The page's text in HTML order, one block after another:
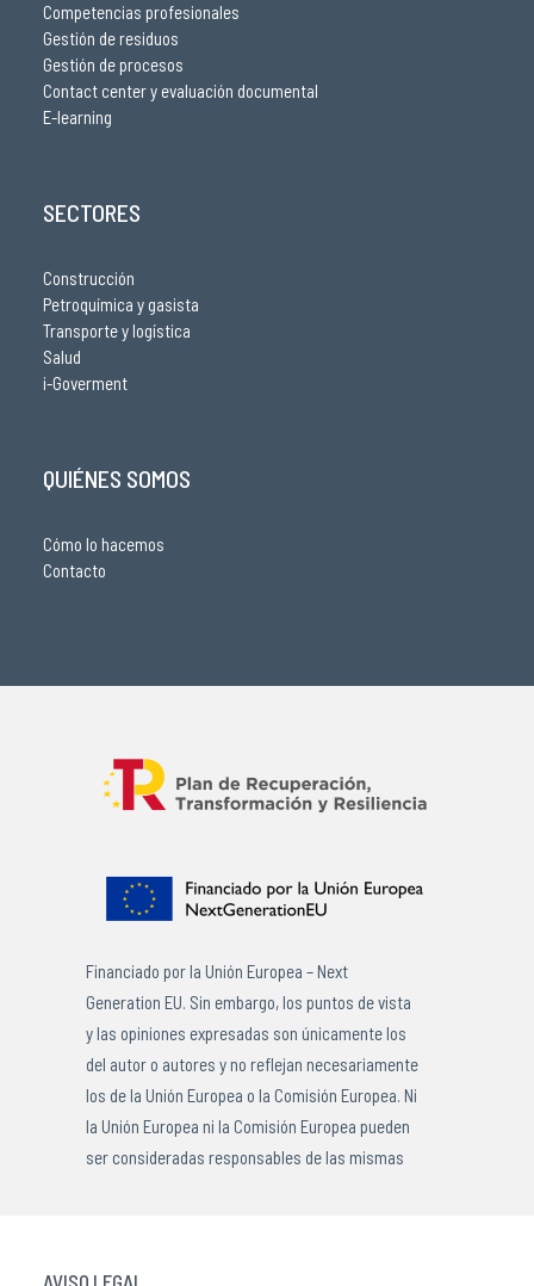
Competencias profesionales
Gestión de residuos
Gestión de procesos
Contact center y evaluación documental
E-learning
SECTORES
Construcción
Petroquímica y gasista
Transporte y logística
Salud
i-Goverment
QUIÉNES SOMOS
Cómo lo hacemos
Contacto
Financiado por la Unión Europea – Next
Generation EU. Sin embargo, los puntos de vista
y las opiniones expresadas son únicamente los
del autor o autores y no reflejan necesariamente
los de la Unión Europea o la Comisión Europea. Ni
la Unión Europea ni la Comisión Europea pueden
ser consideradas responsables de las mismas
AVISO LEGAL